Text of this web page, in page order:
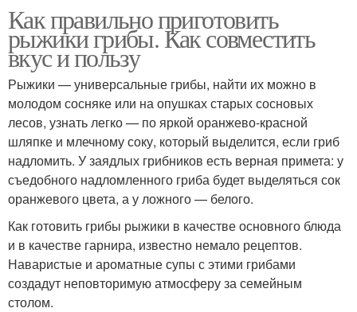
Как правильно приготовить
рыжики грибы. Как совместить
вкус и пользу
Рыжики — универсальные грибы, найти их можно в
молодом сосняке или на опушках старых сосновых
лесов, узнать легко — по яркой оранжево-красной
шляпке и млечному соку, который выделится, если гриб
надломить. У заядлых грибников есть верная примета: у
съедобного надломленного гриба будет выделяться сок
оранжевого цвета, а у ложного — белого.
Как готовить грибы рыжики в качестве основного блюда
и в качестве гарнира, известно немало рецептов.
Наваристые и ароматные супы с этими грибами
создадут неповторимую атмосферу за семейным
столом.